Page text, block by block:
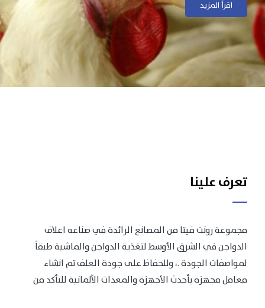
اقرأ المزيداقرأ المزيد
تعرف علينا
مجموعة رونت فيتا من المصانع الرائدة في صناعه اعلاف
الدواجن في الشرق الأوسط لتغذية الدواجن والماشية طبقاً
لمواصفات الجودة .، وللحفاظ على جودة العلف تم انشاء
معامل مجهزه بأحدث الأجهزة والمعدات الآلمانية للتأكد من